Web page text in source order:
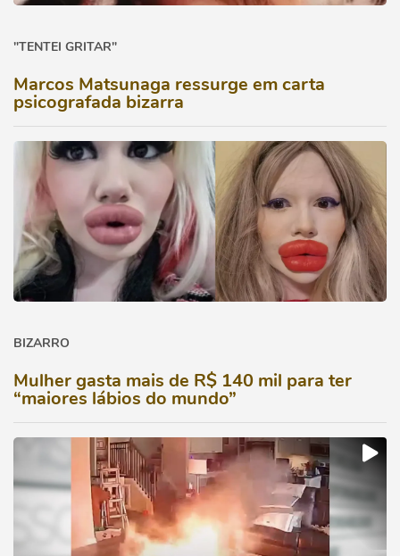
"TENTEI GRITAR"
Marcos Matsunaga ressurge em carta
psicografada bizarra
BIZARRO
Mulher gasta mais de R$ 140 mil para ter
“maiores lábios do mundo”